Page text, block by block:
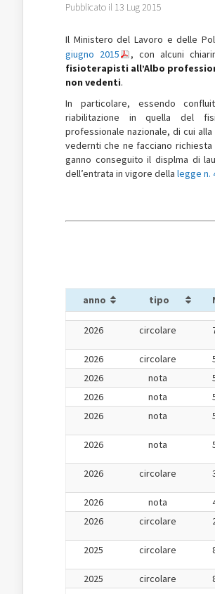
Pubblicato il 13 Lug 2015
Il Ministero del Lavoro e delle
giugno 2015
, con alcuni
fisioterapisti all’Albo
non vedenti.
In particolare, essendo
riabilitazione in quella del
professionale nazionale, di cui alla
vedernti che ne facciano
ganno conseguito il displma di
dell’entrata in vigore della legge n.
anno
tipo
2026 circolare
2026
circolare
2026
nota
2026
nota
2026
nota
2026
nota
2026
circolare
2026
nota
2026
circolare
2025
circolare
2025
circolare